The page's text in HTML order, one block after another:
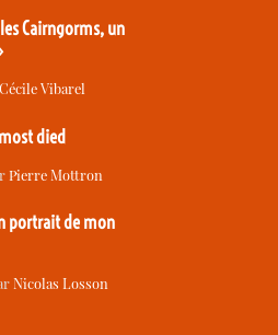
Cairngorms, un
Cécile Vibarel
died
Pierre Mottron
portrait de mon
Nicolas Losson